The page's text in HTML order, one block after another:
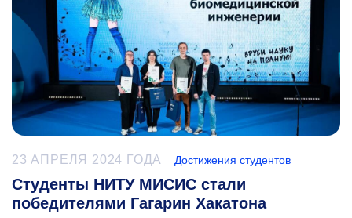
23 АПРЕЛЯ 2024 ГОДА Достижения студентов
Студенты НИТУ МИСИС стали
победителями Гагарин Хакатона